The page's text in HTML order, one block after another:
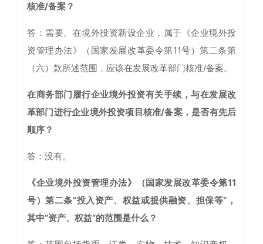
核准/备案？
答：需要。在境外投资新设企业，属于《企业境外投
资管理办法》（国家发展改革委令第11号）第二条第
（六）款所述范围，应该在发展改革部门核准/备案。
在商务部门履行企业境外投资有关手续，与在发展改
革部门进行企业境外投资项目核准/备案，是否有先后
顺序？
答：没有。
《企业境外投资管理办法》（国家发展改革委令第11
号）第二条“投入资产、权益或提供融资、担保等”，
其中“资产、权益”的范围是什么？